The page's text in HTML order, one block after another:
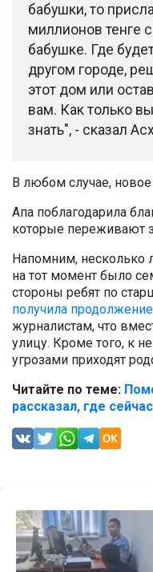
бабушки, то
миллионов тенге
бабушке. Где
другом городе,
этот дом или
вам. Как только
знать", - сказал
В любом случае,
Апа поблагодарила
которые переживают
Напомним, несколько
на тот момент было
стороны ребят по
получила продолжение
журналистам, что
улицу. Кроме того, к
угрозами приходят
Читайте по теме:
рассказал, где